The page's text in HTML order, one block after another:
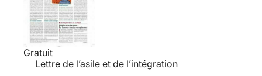
Gratuit
Lettre de l’asile et de l’intégration